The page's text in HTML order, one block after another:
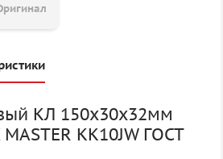
КЛ 150х30х32мм
KK10JW ГОСТ